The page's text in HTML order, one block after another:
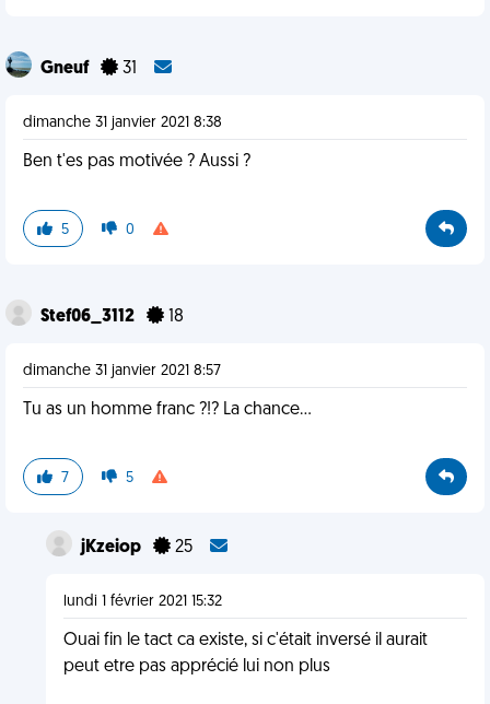
Gneuf 31
dimanche 31 janvier 2021 8:38
Ben t'es pas motivée ? Aussi ?
5 0
Stef06_3112 18
dimanche 31 janvier 2021 8:57
Tu as un homme franc ?!? La chance...
7 5
jKzeiop 25
lundi 1 février 2021 15:32
Ouai fin le tact ca existe, si c'était inversé il aurait
peut etre pas apprécié lui non plus